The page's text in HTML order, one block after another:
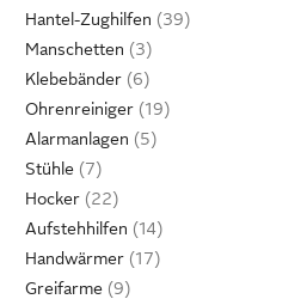
Hantel-Zughilfen
Manschetten
Klebebänder
Ohrenreiniger
Alarmanlagen
Stühle
Hocker
Aufstehhilfen
Handwärmer
Greifarme